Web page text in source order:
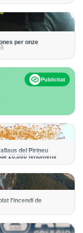
per onze
Publicitat
del Pirineu
20.000 fenòmens
de Catalunya, amb
l'incendi de
amb drons i mitjans aeris